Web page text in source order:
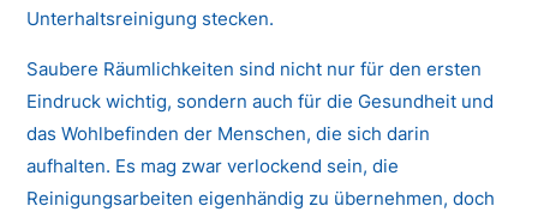
Unterhaltsreinigung stecken.
Saubere Räumlichkeiten sind nicht nur für den ersten
Eindruck wichtig, sondern auch für die Gesundheit und
das Wohlbefinden der Menschen, die sich darin
aufhalten. Es mag zwar verlockend sein, die
Reinigungsarbeiten eigenhändig zu übernehmen, doch